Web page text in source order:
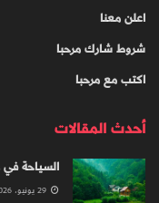
اعلن معنا
شروط شارك مرحبا
اكتب مع مرحبا
أحدث المقالات
السياحة في ريزا: 9 أماكن ساحرة لا